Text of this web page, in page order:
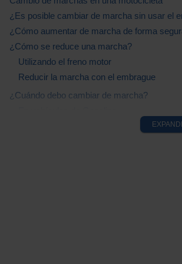
¿Es posible cambiar de marcha sin usar el
¿Cómo aumentar de marcha de forma
¿Cómo se reduce una marcha?
Utilizando el freno motor
Reducir la marcha con el embrague
¿Cuándo debo cambiar de marcha?